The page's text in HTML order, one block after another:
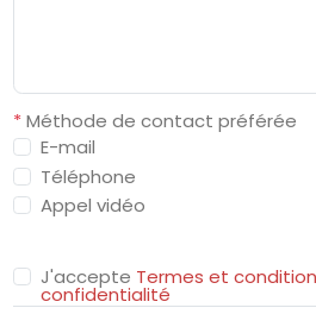
*Méthode de contact préférée
E-mail
Téléphone
Appel vidéo
J'accepte Termes et
confidentialité